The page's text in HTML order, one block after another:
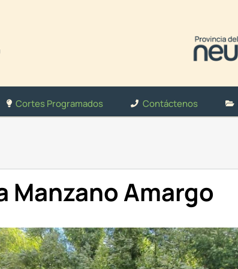
Cortes Programados Contáctenos
Manzano Amargo